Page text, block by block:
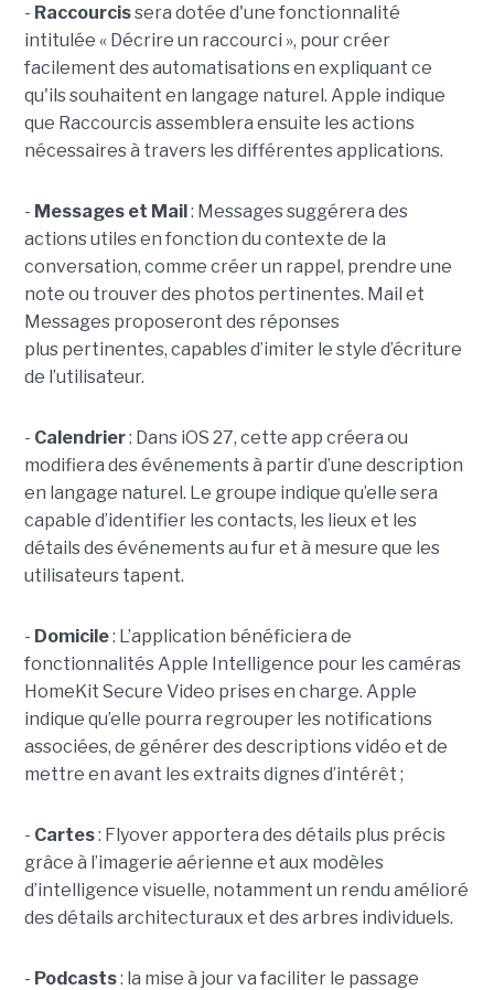
- Raccourcissera dotée d'une fonctionnalité
intitulée « Décrire un raccourci », pour créer
facilement des automatisations en expliquant ce
qu'ils souhaitent en langage naturel. Apple indique
que Raccourcis assemblera ensuite les actions
nécessaires à travers les différentes applications.
- Messages et Mail: Messages suggérera des
actions utiles en fonction du contexte de la
conversation, comme créer un rappel, prendre une
note ou trouver des photos pertinentes. Mail et
Messages proposeront des réponses
plus pertinentes, capables d’imiter le style d’écriture
de l’utilisateur.
- Calendrier: Dans iOS 27, cette app créera ou
modifiera des événements à partir d’une description
en langage naturel. Le groupe indique qu’elle sera
capable d’identifier les contacts, les lieux et les
détails des événements au fur et à mesure que les
utilisateurs tapent.
- Domicile: L’application bénéficiera de
fonctionnalités Apple Intelligence pour les caméras
HomeKit Secure Video prises en charge. Apple
indique qu’elle pourra regrouper les notifications
associées, de générer des descriptions vidéo et de
mettre en avant les extraits dignes d’intérêt ;
- Cartes: Flyover apportera des détails plus précis
grâce à l’imagerie aérienne et aux modèles
d’intelligence visuelle, notamment un rendu amélioré
des détails architecturaux et des arbres individuels.
- Podcasts: la mise à jour va faciliter le passage